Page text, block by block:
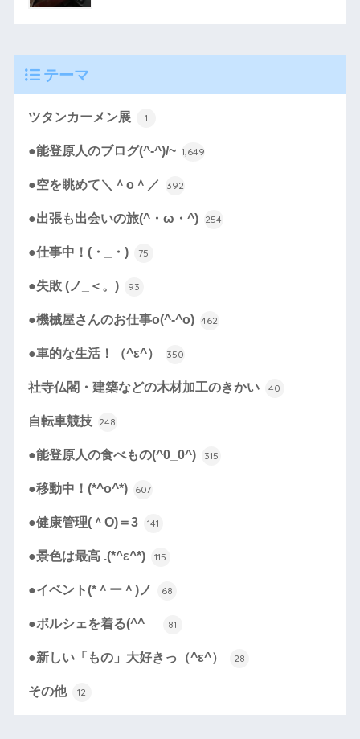
テーマ
ツタンカーメン展 1
●能登原人のブログ(^-^)/~ 1,649
●空を眺めて＼＾o＾／ 392
●出張も出会いの旅(^・ω・^) 254
●仕事中！(・_・) 75
●失敗 (ノ_＜。) 93
●機械屋さんのお仕事o(^-^o) 462
●車的な生活！（^ε^） 350
社寺仏閣・建築などの木材加工のきかい 40
自転車競技 248
●能登原人の食べもの(^0_0^) 315
●移動中！(*^o^*) 607
●健康管理(＾O)＝3 141
●景色は最高 .(*^ε^*) 115
●イベント(*＾ー＾)ノ 68
●ポルシェを着る(^^ゞ 81
●新しい「もの」大好きっ（^ε^） 28
その他 12